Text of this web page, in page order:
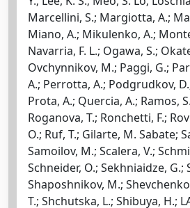
Marcellini, S.; Margiotta, A.;
Miano, A.; Mikulenko, A.;
Navarria, F. L.; Ogawa, S.;
Ovchynnikov, M.; Paggi, G.;
A.; Perrotta, A.; Podgrudkov,
Prota, A.; Quercia, A.; Ramos,
Roganova, T.; Ronchetti, F.;
O.; Ruf, T.; Gilarte, M. Sabate;
Samoilov, M.; Scalera, V.;
Schneider, O.; Sekhniaidze, G.;
Shaposhnikov, M.;
T.; Shchutska, L.; Shibuya, H.;